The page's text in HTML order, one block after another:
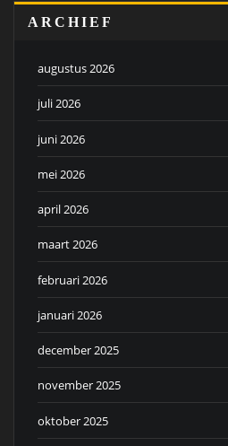
ARCHIEF
augustus 2026
juli 2026
juni 2026
mei 2026
april 2026
maart 2026
februari 2026
januari 2026
december 2025
november 2025
oktober 2025